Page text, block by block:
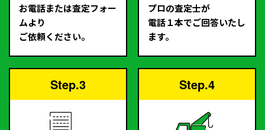
お電話または査定フォー
ムより
ご依頼ください。
プロの査定士が
電話１本でご回答いたし
ます。
Step.3 Step.4